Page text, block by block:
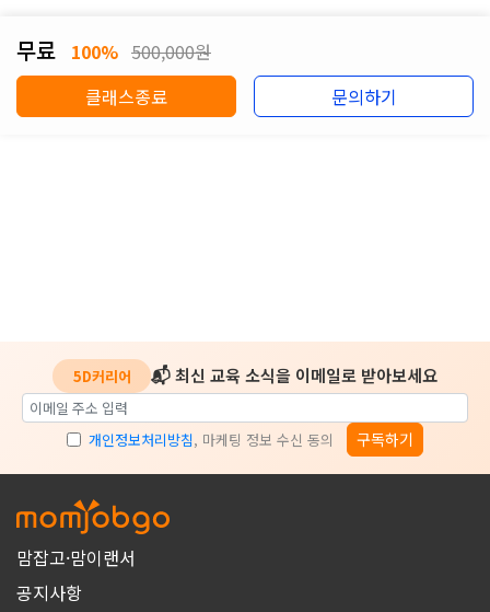
무료 100% 500,000원
클래스종료
문의하기
5D커리어 📬 최신 교육 소식을 이메일로 받아보세요
개인정보처리방침, 마케팅 정보 수신 동의 구독하기
맘잡고·맘이랜서
공지사항